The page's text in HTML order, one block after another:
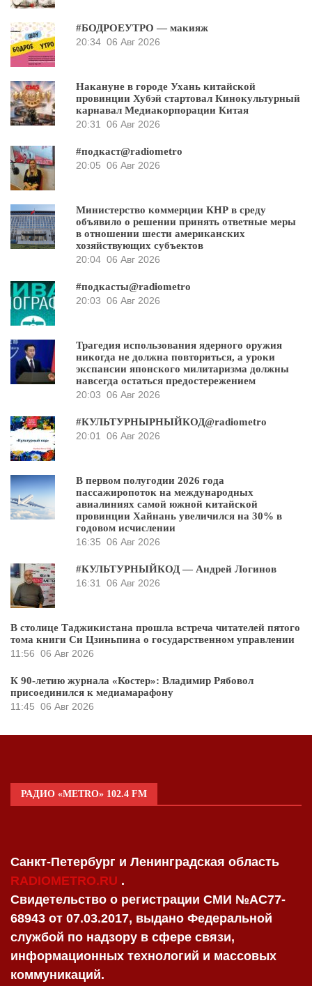
#БОДРОЕУТРО — макияж
20:34 06 Авг 2026
Накануне в городе Ухань китайской
провинции Хубэй стартовал Кинокультурный
карнавал Медиакорпорации Китая
20:31
06 Авг 2026
#подкаст@radiometro
20:05 06 Авг 2026
Министерство коммерции КНР в среду
объявило о решении принять ответные меры
в отношении шести американских
хозяйствующих субъектов
20:04 06 Авг 2026
#подкасты@radiometro
20:03 06 Авг 2026
Трагедия использования ядерного оружия
никогда не должна повториться, а уроки
экспансии японского милитаризма должны
навсегда остаться предостережением
20:03 06 Авг 2026
#КУЛЬТУРНЫРНЫЙКОД@radiometro
20:01
06 Авг 2026
В первом полугодии 2026 года
пассажиропоток на международных
авиалиниях самой южной китайской
провинции Хайнань увеличился на 30% в
годовом исчислении
16:35 06 Авг 2026
#КУЛЬТУРНЫЙКОД — Андрей Логинов
16:31
06 Авг 2026
В столице Таджикистана прошла встреча читателей пятого
тома книги Си Цзиньпина о государственном управлении
11:56 06 Авг 2026
К 90-летию журнала «Костер»: Владимир Рябовол
присоединился к медиамарафону
11:45 06 Авг 2026
РАДИО «METRO» 102.4 FM
Санкт-Петербург и Ленинградская область
RADIOMETRO.RU .
Свидетельство о регистрации СМИ №AC77-
68943 от 07.03.2017, выдано Федеральной
службой по надзору в сфере связи,
информационных технологий и массовых
коммуникаций.